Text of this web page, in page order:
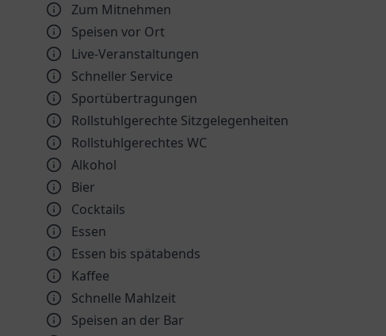
Zum Mitnehmen
Speisen vor Ort
Live-Veranstaltungen
Schneller Service
Sportübertragungen
Rollstuhlgerechte Sitzgelegenheiten
Rollstuhlgerechtes WC
Alkohol
Bier
Cocktails
Essen
Essen bis spätabends
Kaffee
Schnelle Mahlzeit
Speisen an der Bar